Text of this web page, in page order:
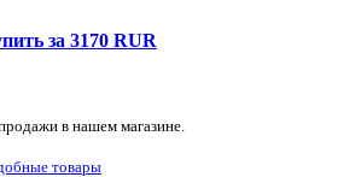
за 3170 RUR
в нашем магазине.
товары